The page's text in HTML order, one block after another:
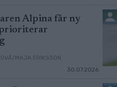
Alpina får ny
MAJA ERIKSSON
30.07.2026